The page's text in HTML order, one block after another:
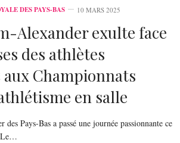
DES PAYS-BAS 10 MARS 2025
Alexander exulte face
des athlètes
Championnats
en salle
Pays-Bas a passé une journée passionnante ce
Le…